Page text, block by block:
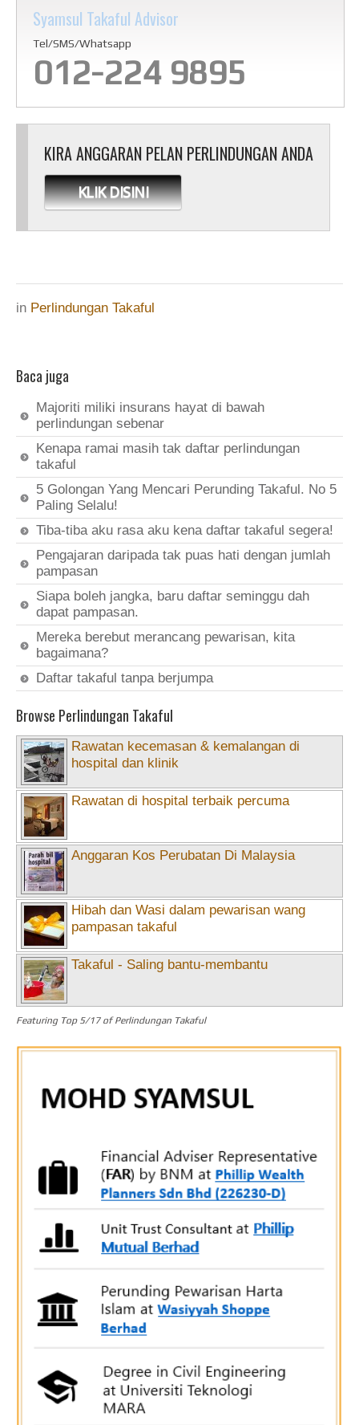
Syamsul Takaful Advisor
Tel/SMS/Whatsapp
012-224 9895
KIRA ANGGARAN PELAN PERLINDUNGAN ANDA
KLIK DISINI
in Perlindungan Takaful
Baca juga
Majoriti miliki insurans hayat di bawah
perlindungan sebenar
Kenapa ramai masih tak daftar perlindungan
takaful
5 Golongan Yang Mencari Perunding Takaful. No 5
Paling Selalu!
Tiba-tiba aku rasa aku kena daftar takaful segera!
Pengajaran daripada tak puas hati dengan jumlah
pampasan
Siapa boleh jangka, baru daftar seminggu dah
dapat pampasan.
Mereka berebut merancang pewarisan, kita
bagaimana?
Daftar takaful tanpa berjumpa
Browse Perlindungan Takaful
Rawatan kecemasan & kemalangan di
hospital dan klinik
Rawatan di hospital terbaik percuma
Anggaran Kos Perubatan Di Malaysia
Hibah dan Wasi dalam pewarisan wang
pampasan takaful
Takaful - Saling bantu-membantu
Featuring Top 5/17 of Perlindungan Takaful